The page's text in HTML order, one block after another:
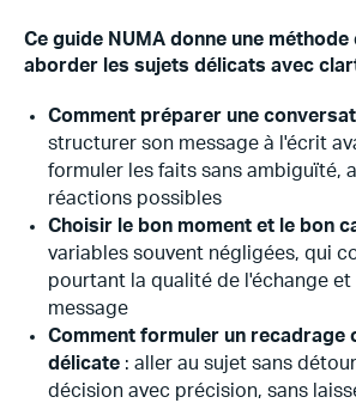
Ce guide NUMA donne une
aborder les sujets délicats avec
Comment préparer une
structurer son message à l'écrit
formuler les faits sans ambiguïté,
réactions possibles
Choisir le bon moment et le bon
variables souvent négligées, qui
pourtant la qualité de l'échange
message
Comment formuler un recadrage
délicate : aller au sujet sans
décision avec précision, sans